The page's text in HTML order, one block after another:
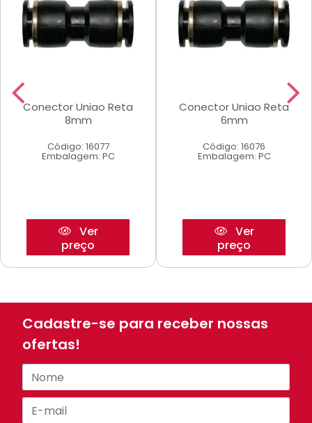
Conector Uniao Reta
8mm
Código: 16077
Embalagem: PC
Ver
preço
Conector Uniao Reta
6mm
Código: 16076
Embalagem: PC
Ver
preço
Cadastre-se para receber nossas
ofertas!